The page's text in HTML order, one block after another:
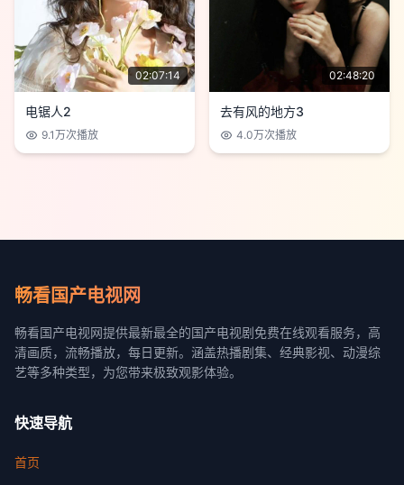
02:07:14
电锯人2
9.1万次播放
02:48:20
去有风的地方3
4.0万次播放
畅看国产电视网
畅看国产电视网提供最新最全的国产电视剧免费在线观看服务，高
清画质，流畅播放，每日更新。涵盖热播剧集、经典影视、动漫综
艺等多种类型，为您带来极致观影体验。
快速导航
首页